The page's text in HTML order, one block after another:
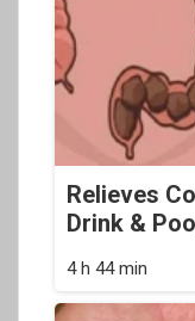
Relieves
Drink &
4 h 44 min